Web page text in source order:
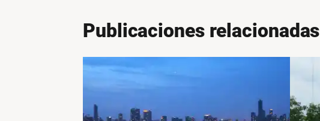
Publicaciones relacionadas